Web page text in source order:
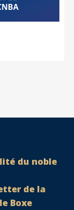
du noble
de la
Boxe